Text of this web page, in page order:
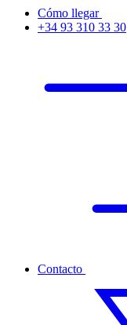
Cómo llegar
+34 93 310 33 30
Contacto